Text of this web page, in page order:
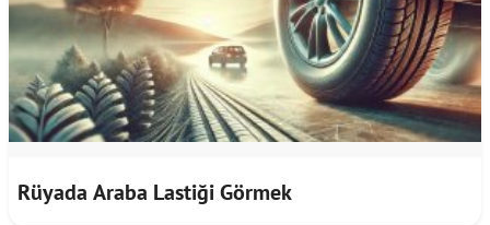
Rüyada Araba Lastiği Görmek